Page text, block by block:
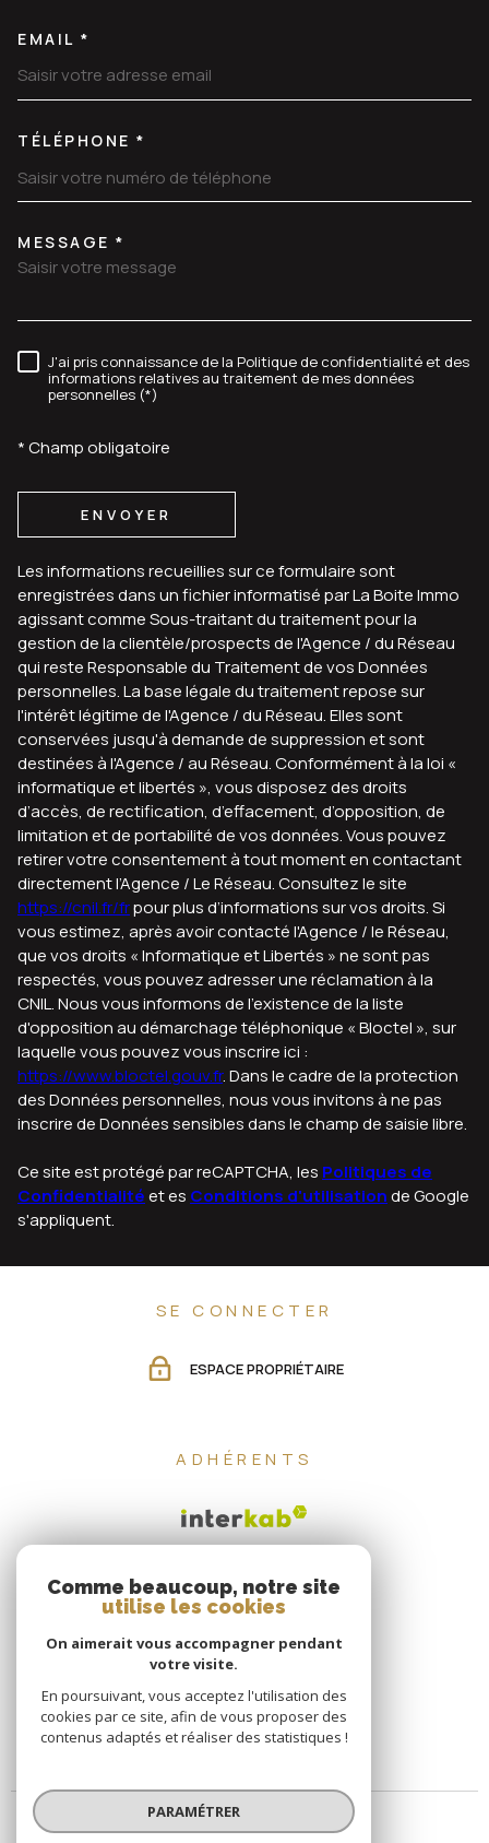
EMAIL *
TÉLÉPHONE *
TRAD_MELTEM_VOREDEMANDE
MESSAGE *
RÈGLEMENTATION
J'ai pris connaissance de la Politique de confidentialité et des
informations relatives au traitement de mes données
personnelles (*)
* Champ obligatoire
ENVOYER
Les informations recueillies sur ce formulaire sont
enregistrées dans un fichier informatisé par La Boite Immo
agissant comme Sous-traitant du traitement pour la
gestion de la clientèle/prospects de l'Agence / du Réseau
qui reste Responsable du Traitement de vos Données
personnelles. La base légale du traitement repose sur
l'intérêt légitime de l'Agence / du Réseau. Elles sont
conservées jusqu'à demande de suppression et sont
destinées à l'Agence / au Réseau. Conformément à la loi «
informatique et libertés », vous disposez des droits
d’accès, de rectification, d’effacement, d’opposition, de
limitation et de portabilité de vos données. Vous pouvez
retirer votre consentement à tout moment en contactant
directement l’Agence / Le Réseau. Consultez le site
https://cnil.fr/frpour plus d’informations sur vos droits. Si
vous estimez, après avoir contacté l'Agence / le Réseau,
que vos droits « Informatique et Libertés » ne sont pas
respectés, vous pouvez adresser une réclamation à la
CNIL. Nous vous informons de l’existence de la liste
d'opposition au démarchage téléphonique « Bloctel », sur
laquelle vous pouvez vous inscrire ici :
https://www.bloctel.gouv.fr. Dans le cadre de la protection
des Données personnelles, nous vous invitons à ne pas
inscrire de Données sensibles dans le champ de saisie libre.
Ce site est protégé par reCAPTCHA, les Politiques de
Confidentialitéet es Conditions d'utilisationde Google
s'appliquent.
SE CONNECTER
ESPACE PROPRIÉTAIRE
ADHÉRENTS
Comme beaucoup, notre site
utilise les cookies
On aimerait vous accompagner pendant
votre visite.
En poursuivant, vous acceptez l'utilisation des
cookies par ce site, afin de vous proposer des
contenus adaptés et réaliser des statistiques !
PARAMÉTRER